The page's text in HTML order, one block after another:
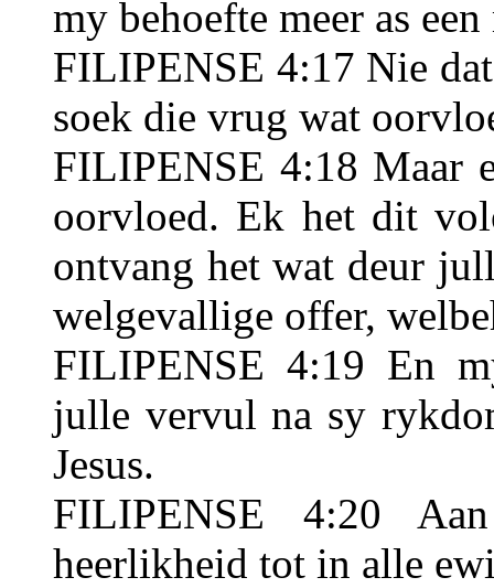
my behoefte meer as
FILIPENSE 4:17 Nie
soek die vrug wat
FILIPENSE 4:18 Maar
oorvloed. Ek het dit
ontvang het wat deur
welgevallige offer,
FILIPENSE 4:19 En
julle vervul na sy
Jesus.
FILIPENSE 4:20
heerlikheid tot in alle